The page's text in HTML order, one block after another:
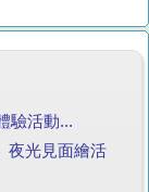
驗活動...
夜光見面繪活